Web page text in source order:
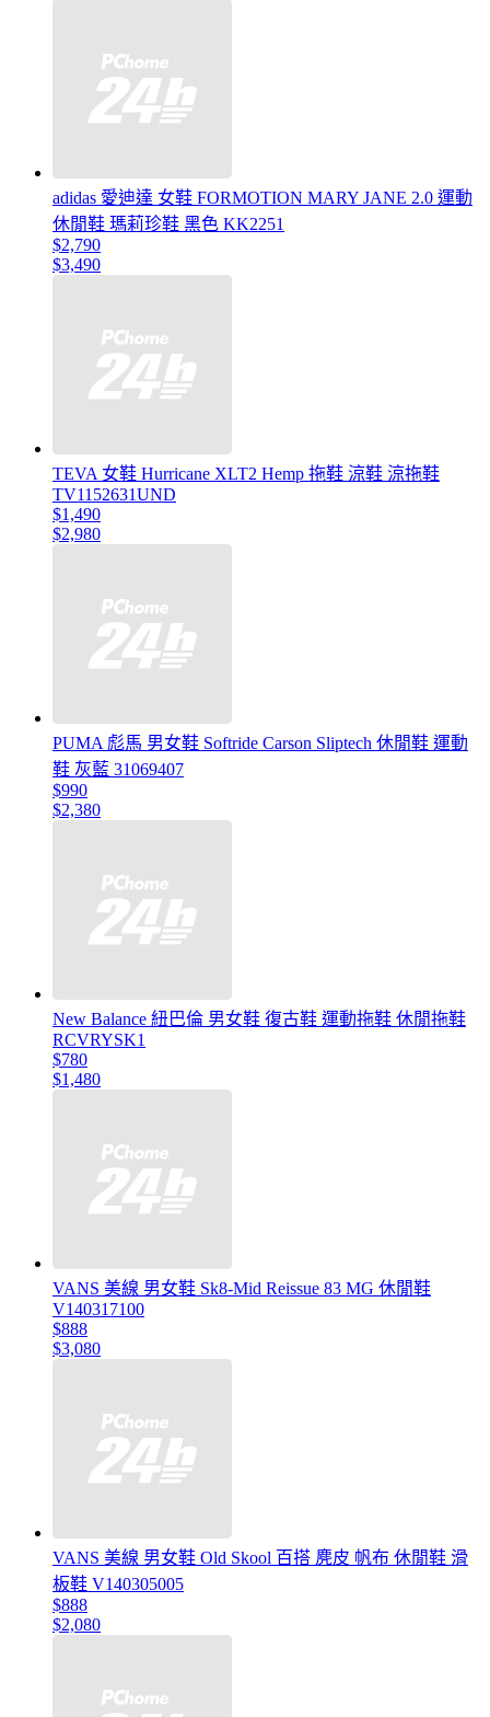
adidas 愛迪達 女鞋 FORMOTION MARY JANE 2.0 運動
休閒鞋 瑪莉珍鞋 黑色 KK2251
$2,790
$3,490
TEVA 女鞋 Hurricane XLT2 Hemp 拖鞋 涼鞋 涼拖鞋
TV1152631UND
$1,490
$2,980
PUMA 彪馬 男女鞋 Softride Carson Sliptech 休閒鞋 運動
鞋 灰藍 31069407
$990
$2,380
New Balance 紐巴倫 男女鞋 復古鞋 運動拖鞋 休閒拖鞋
RCVRYSK1
$780
$1,480
VANS 美線 男女鞋 Sk8-Mid Reissue 83 MG 休閒鞋
V140317100
$888
$3,080
VANS 美線 男女鞋 Old Skool 百搭 麂皮 帆布 休閒鞋 滑
板鞋 V140305005
$888
$2,080